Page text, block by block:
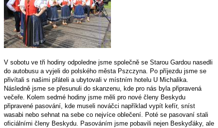
V sobotu ve tři hodiny odpoledne jsme společně se Starou Gardou nasedli
do autobusu a vyjeli do polského města Pszczyna. Po příjezdu jsme se
přivítali s našimi přáteli a ubytovali v místním hotelu U Michalika.
Následně jsme se přesunuli do skanzenu, kde pro nás byla připravená
večeře. Kolem sedmé hodiny jsme měli pro nové členy Beskydu
připravené pasování, kde museli nováčci například vypít kefír, sníst
wasabi nebo sehnat na sebe co nejvíce oblečení. Poté se pasovaní stali
oficiálními členy Beskydu. Pasováním jsme pobavili nejen Beskyďáky, ale